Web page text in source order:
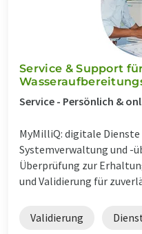
Service & Support
Service - Persönlich &
MyMilliQ: digitale
Systemverwaltung und -
Überprüfung zur
und Validierung für
Validierung